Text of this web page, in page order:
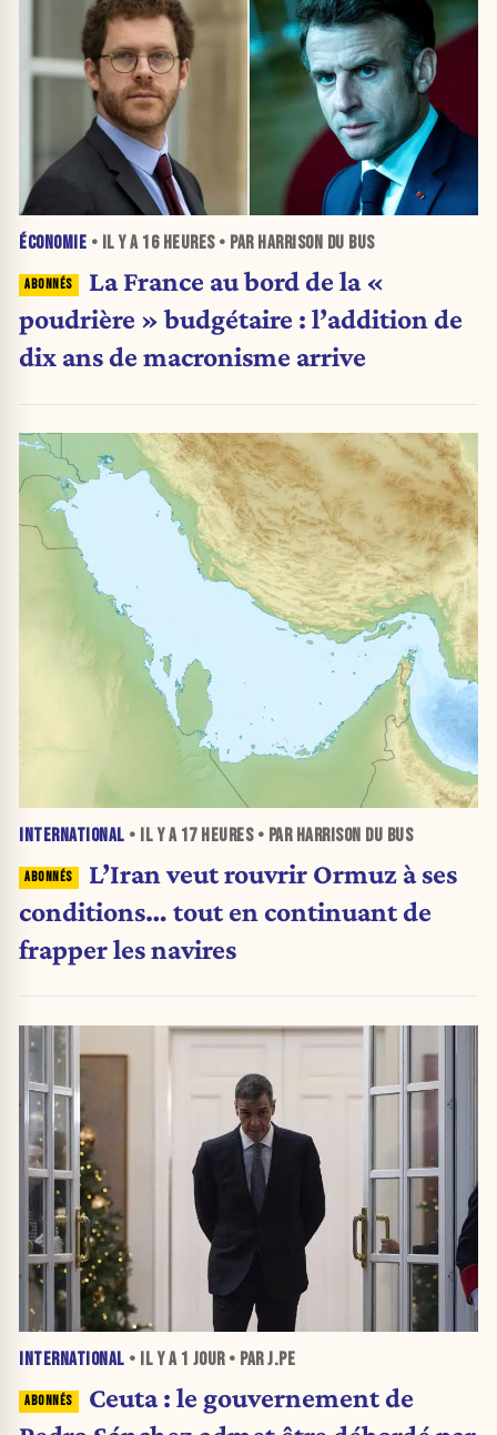
ÉCONOMIE • IL Y A 16 HEURES• PAR HARRISON DU BUS
La France au bord de la «
poudrière » budgétaire : l’addition de
dix ans de macronisme arrive
INTERNATIONAL • IL Y A 17 HEURES• PAR HARRISON DU BUS
L’Iran veut rouvrir Ormuz à ses
conditions… tout en continuant de
frapper les navires
INTERNATIONAL • IL Y A 1 JOUR• PAR J.PE
Ceuta : le gouvernement de